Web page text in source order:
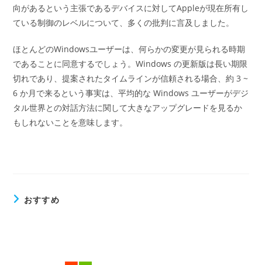
向があるという主張であるデバイスに対してAppleが現在所有し
ている制御のレベルについて、多くの批判に言及しました。
ほとんどのWindowsユーザーは、何らかの変更が見られる時期
であることに同意するでしょう。Windows の更新版は長い期限
切れであり、提案されたタイムラインが信頼される場合、約 3 ~
6 か月で来るという事実は、平均的な Windows ユーザーがデジ
タル世界との対話方法に関して大きなアップグレードを見るか
もしれないことを意味します。
おすすめ